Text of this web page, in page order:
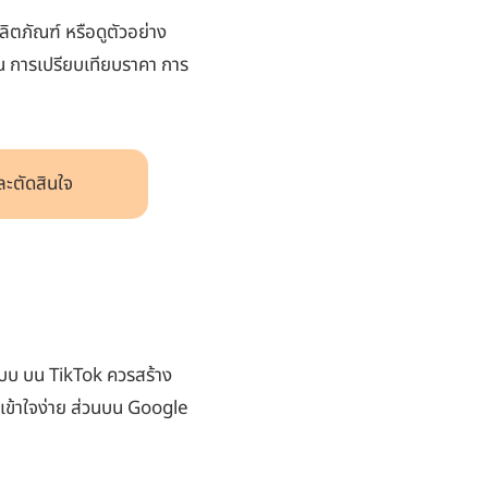
ตภัณฑ์ หรือดูตัวอย่าง
การเปรียบเทียบราคา การ
ตัดสินใจ
บน TikTok ควรสร้าง
าใจง่าย ส่วนบน Google